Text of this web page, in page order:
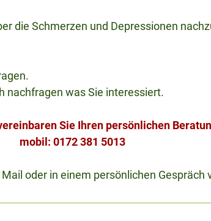
die Schmerzen und Depressionen
nachfragen was Sie interessiert.
Sie Ihren persönlichen
mobil: 0172 381 5013
oder in einem persönlichen Gespräch